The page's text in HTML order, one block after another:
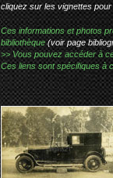
cliquez sur les vignettes
Ces informations et photos
bibliothèque(voir page
>> Vous pouvez accéder à
Ces liens sont spécifiques à